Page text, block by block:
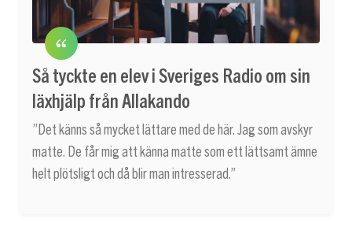
Så tyckte en elev i Sveriges Radio om sin
läxhjälp från Allakando
”Det känns så mycket lättare med de här. Jag som avskyr
matte. De får mig att känna matte som ett lättsamt ämne
helt plötsligt och då blir man intresserad.”